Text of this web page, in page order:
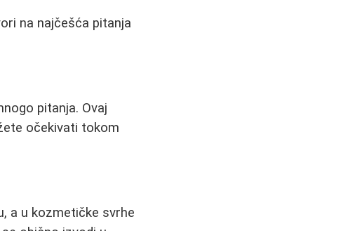
na najčešća pitanja
pitanja. Ovaj
očekivati tokom
a u kozmetičke svrhe